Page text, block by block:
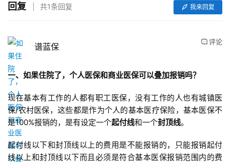
回复 共1条回复 我来回复
谱蓝保 评论
一、如果住院了，个人医保和商业医保可以叠加报销吗？
现在基本有工作的人都有职工医保，没有工作的人也有城镇医
保/农村医保，这些都是作为个人的基本医疗保险，基本医保不
是100%报销的，是有设定一个起付线和一个封顶线。
起付线以下和封顶线以上的费用是不能报销的，只能报销起付
线以上和封顶线以下而且必须是符合基本医保报销范围内的费